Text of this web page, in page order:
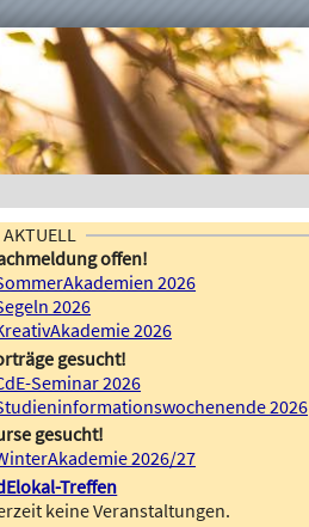
AKTUELL
offen!
2026
2026
2026
gesucht!
Seminar 2026
2026
gesucht!
2026/27
Treffen
keine Veranstaltungen.